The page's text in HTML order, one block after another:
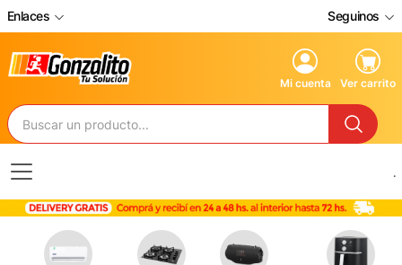
Enlaces Seguinos
Mi cuenta Ver carrito
.